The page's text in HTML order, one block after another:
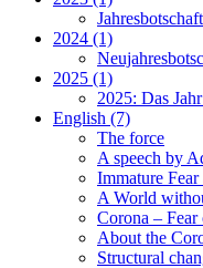
2024 (1)
2025 (1)
2025: Das
English (7)
The force
A speech by
Immature
A World
Corona –
About the
Structural